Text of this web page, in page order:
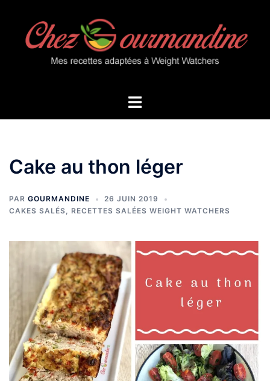
contenu
Ouvrir/fermer
Cake au thon léger
PAR GOURMANDINE
26 JUIN 2019
CAKES SALÉS, RECETTES SALÉES WEIGHT WATCHERS